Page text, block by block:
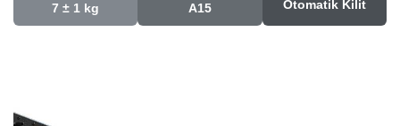
7 ± 1 kg A15 Otomatik Kilit